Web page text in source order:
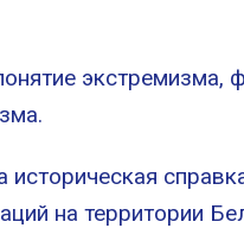
экстремизма,
на территории